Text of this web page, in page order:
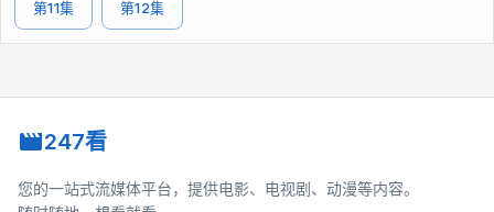
第11集 第12集
247看
您的一站式流媒体平台，提供电影、电视剧、动漫等内容。